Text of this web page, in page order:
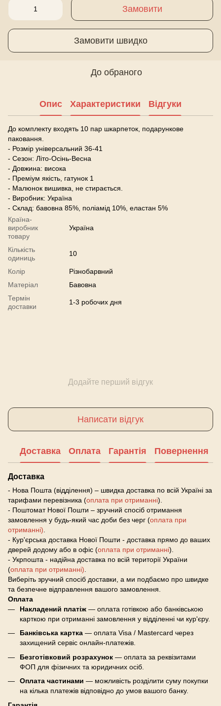
Замовити
Замовити швидко
До обраного
Опис Характеристики Відгуки
До комплекту входять 10 пар шкарпеток, подарункове
паковання.
- Розмір універсальний 36-41
- Сезон: Літо-Осінь-Весна
- Довжина: висока
- Преміум якість, гатунок 1
- Малюнок вишивка, не стирається.
- Виробник: Україна
- Склад: бавовна 85%, поліамід 10%, еластан 5%
Країна-
виробник
товару
Україна
Кількість
одиниць
10
Колір
Різнобарвний
Матеріал
Бавовна
Термін
доставки
1-3 робочих дня
Додайте перший відгук
Написати відгук
Доставка Оплата Гарантія Повернення
Доставка
- Нова Пошта (відділення) – швидка доставка по всій Україні за
тарифами перевізника (оплата при отриманні).
- Поштомат Нової Пошти – зручний спосіб отримання
замовлення у будь-який час доби без черг (оплата при
отриманні)
- Кур'єрська доставка Нової Пошти - доставка прямо до ваших
дверей додому або в офіс (оплата при отриманні).
- Укрпошта - надійна доставка по всій території України
(оплата при отриманні)
Виберіть зручний спосіб доставки, а ми подбаємо про швидке
та безпечне відправлення вашого замовлення.
Оплата
Накладений платіж — оплата готівкою або банківською
карткою при отриманні замовлення у відділенні чи кур'єру.
Банківська картка — оплата Visa / Mastercard через
захищений сервіс онлайн-платежів.
Безготівковий розрахунок — оплата за реквізитами
ФОП для фізичних та юридичних осіб.
Оплата частинами — можливість розділити суму покупки
на кілька платежів відповідно до умов вашого банку.